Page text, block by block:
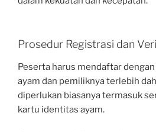
Prosedur Registrasi dan
Peserta harus mendaftar
ayam dan pemiliknya terlebih
diperlukan biasanya termasuk
kartu identitas ayam.